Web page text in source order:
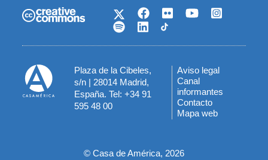
Plaza de la Cibeles,
s/n | 28014 Madrid,
España. Tel: +34 91
595 48 00
Menú
del
pie
Aviso legal
Canal
informantes
Contacto
Mapa web
© Casa de América, 2026